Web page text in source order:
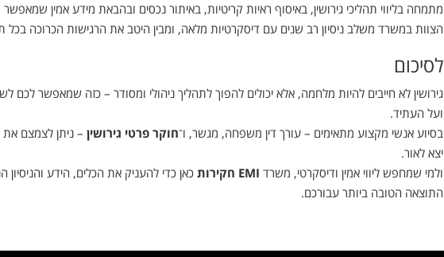
מתמחה בליווי תהליכי גירושין, באיסוף ראיות קריטיות, באיתור נכסים ובהבאת מידע אמין
הצוות במשרד משלב ניסיון רב שנים עם דיסקרטיות מלאה, ומבין היטב את הרגישות הכרוכה בכל
לסיכום
גירושין לא חייבים להיות מלחמה, אלא יכולים להפוך לתהליך ניהולי ומסודר – כזה שמאפשר לכם
ועל העתיד.
בסיוע אנשי מקצוע מתאימים – עורך דין משפחה, מגשר, ו־חוקר פרטי גירושין– ניתן לצמצם
יצא לאור.
ולמי שמחפש ליווי אמין ודיסקרטי, משרד EMI חקירות
כאן כדי להעניק את הכלים, הידע
התוצאה הטובה ביותר עבורכם.